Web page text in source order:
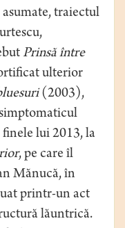
traiectul
Prinsă între
ulterior
(2003),
finele lui 2013, la
, pe care îl
Mănucă, în
printr-un act
lăuntrică.